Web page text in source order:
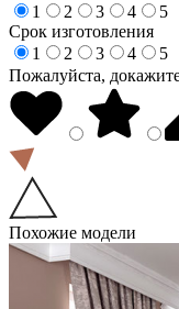
1
2 3 4
5
Срок изготовления
1
2 3 4
5
Пожалуйста,
Похожие модели